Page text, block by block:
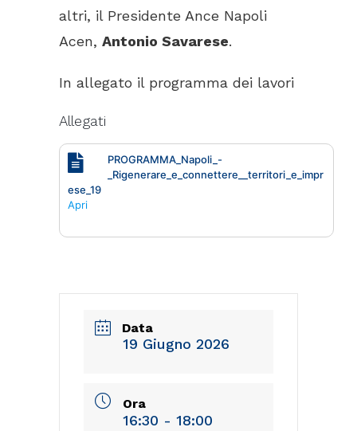
altri, il Presidente Ance Napoli
Acen, Antonio Savarese.
In allegato il programma dei lavori
Allegati
PROGRAMMA_Napoli_-
_Rigenerare_e_connettere__territori_e_impr
ese_19
Apri
Data
19 Giugno 2026
Ora
16:30 - 18:00